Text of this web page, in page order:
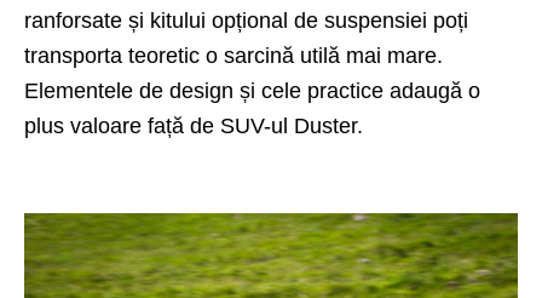
ranforsate și kitului opțional de suspensiei poți
transporta teoretic o sarcină utilă mai mare.
Elementele de design și cele practice adaugă o
plus valoare față de SUV-ul Duster.